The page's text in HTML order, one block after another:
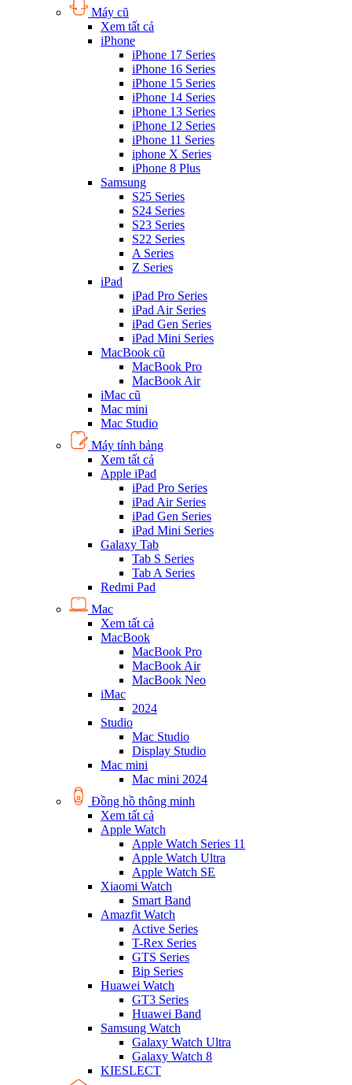
Máy cũ
Xem tất cả
iPhone
iPhone 17 Series
iPhone 16 Series
iPhone 15 Series
iPhone 14 Series
iPhone 13 Series
iPhone 12 Series
iPhone 11 Series
iphone X Series
iPhone 8 Plus
Samsung
S25 Series
S24 Series
S23 Series
S22 Series
A Series
Z Series
iPad
iPad Pro Series
iPad Air Series
iPad Gen Series
iPad Mini Series
MacBook cũ
MacBook Pro
MacBook Air
iMac cũ
Mac mini
Mac Studio
Máy tính bảng
Xem tất cả
Apple iPad
iPad Pro Series
iPad Air Series
iPad Gen Series
iPad Mini Series
Galaxy Tab
Tab S Series
Tab A Series
Redmi Pad
Mac
Xem tất cả
MacBook
MacBook Pro
MacBook Air
MacBook Neo
iMac
2024
Studio
Mac Studio
Display Studio
Mac mini
Mac mini 2024
Đồng hồ thông minh
Xem tất cả
Apple Watch
Apple Watch Series 11
Apple Watch Ultra
Apple Watch SE
Xiaomi Watch
Smart Band
Amazfit Watch
Active Series
T-Rex Series
GTS Series
Bip Series
Huawei Watch
GT3 Series
Huawei Band
Samsung Watch
Galaxy Watch Ultra
Galaxy Watch 8
KIESLECT